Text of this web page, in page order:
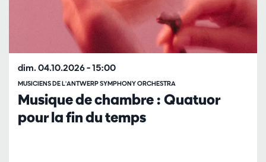
Musique de chambre : Quatuor
pour la fin du temps
MUSICIENS DE L'ANTWERP SYMPHONY ORCHESTRA
dim. 04.10.2026– 15:00